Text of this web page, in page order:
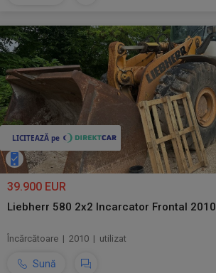
39.900 EUR
Liebherr 580 2x2 Incarcator Frontal 2010
Încărcătoare | 2010 | utilizat
Sună